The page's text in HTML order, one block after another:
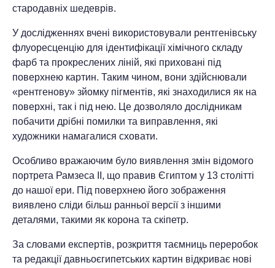
стародавніх шедеврів.
У дослідженнях вчені використовували рентгенівську
флуоресценцію для ідентифікації хімічного складу
фарб та прокреслених ліній, які приховані під
поверхнею картин. Таким чином, вони здійснювали
«рентгенову» зйомку пігментів, які знаходилися як на
поверхні, так і під нею. Це дозволяло дослідникам
побачити дрібні помилки та виправлення, які
художники намагалися сховати.
Особливо вражаючим було виявлення змін відомого
портрета Рамзеса II, що правив Єгиптом у 13 столітті
до нашої ери. Під поверхнею його зображення
виявлено сліди більш ранньої версії з іншими
деталями, такими як корона та скіпетр.
За словами експертів, розкриття таємниць переробок
та редакції давньоєгипетських картин відкриває нові